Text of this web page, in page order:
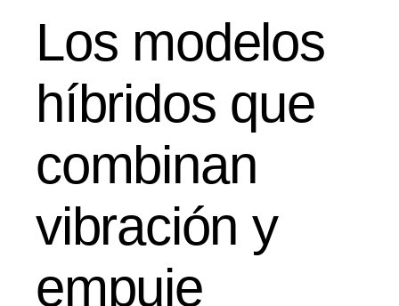
Los modelos
híbridos que
combinan
vibración y
empuje